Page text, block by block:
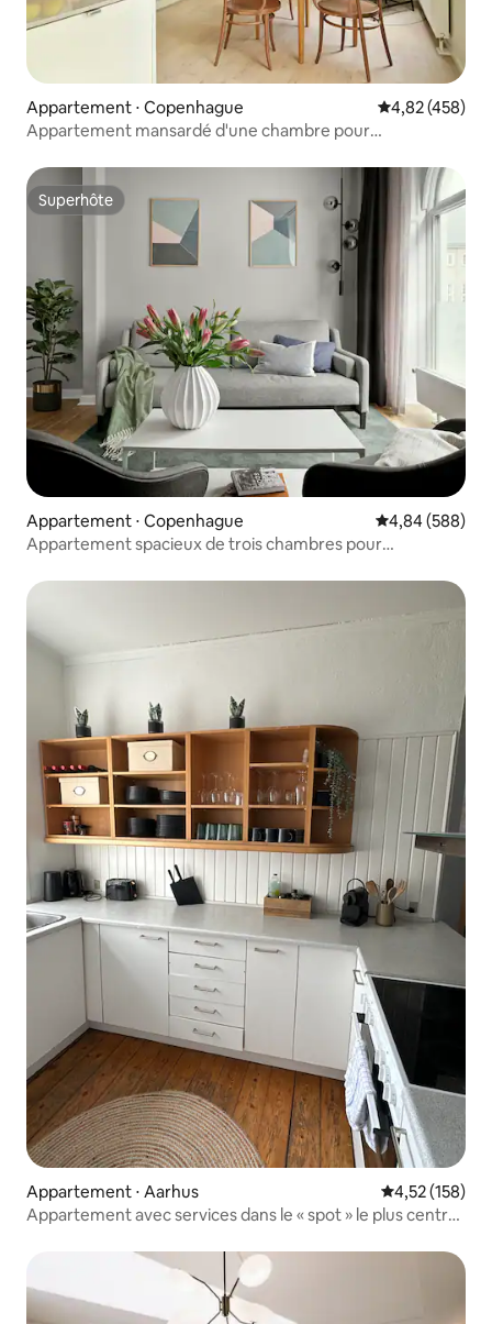
Appartement ⋅ Copenhague Évaluation
4,82 (458)
Appartement mansardé d'une chambre pour
Superhôte
Superhôte
Appartement ⋅ Copenhague Évaluation
4,84 (588)
Appartement spacieux de trois chambres pour
Appartement ⋅ Aarhus Évaluation
4,52 (158)
Appartement avec services dans le « spot » le plus central